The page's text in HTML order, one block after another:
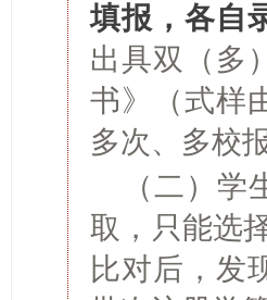
填报，各自
出具双（多
书》（式样
多次、多校
（二）
取，只能选
比对后，发